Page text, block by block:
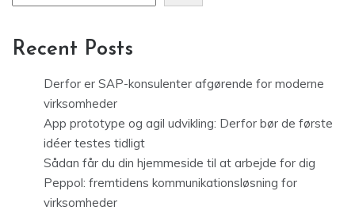
Recent Posts
Derfor er SAP-konsulenter afgørende for moderne
virksomheder
App prototype og agil udvikling: Derfor bør de første
idéer testes tidligt
Sådan får du din hjemmeside til at arbejde for dig
Peppol: fremtidens kommunikationsløsning for
virksomheder